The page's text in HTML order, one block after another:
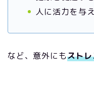
人に活力を与
など、意外にもスト